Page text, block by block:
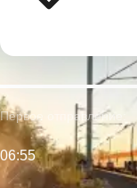
Первое отправление:
06:55